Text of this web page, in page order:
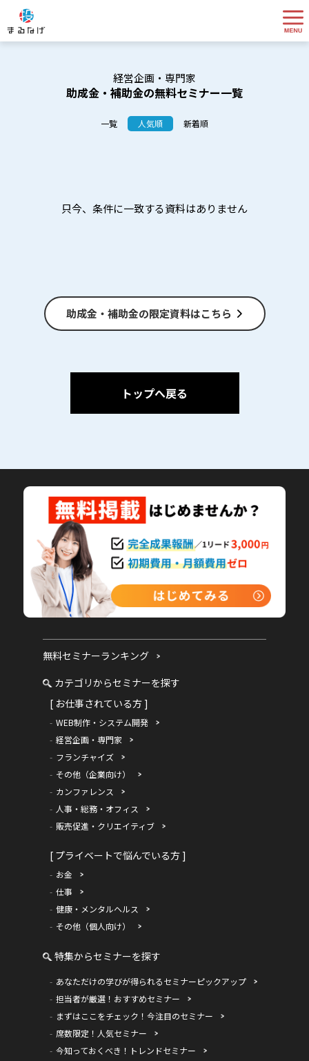
経営企画・専門家
助成金・補助金の無料セミナー一覧
一覧 人気順 新着順
只今、条件に一致する資料はありません
助成金・補助金の限定資料はこちら
トップへ戻る
無料セミナーランキング
カテゴリからセミナーを探す
[ お仕事されている方 ]
WEB制作・システム開発
経営企画・専門家
フランチャイズ
その他（企業向け）
カンファレンス
人事・総務・オフィス
販売促進・クリエイティブ
[ プライベートで悩んでいる方 ]
お金
仕事
健康・メンタルヘルス
その他（個人向け）
特集からセミナーを探す
あなただけの学びが得られるセミナーピックアップ
担当者が厳選！おすすめセミナー
まずはここをチェック！今注目のセミナー
席数限定！人気セミナー
今知っておくべき！トレンドセミナー